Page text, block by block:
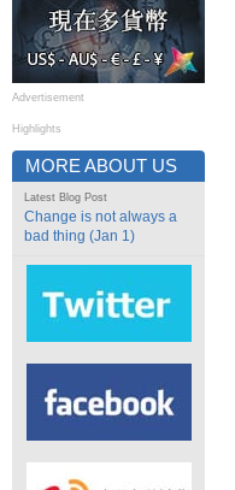
Advertisement
Highlights
MORE ABOUT US
Latest Blog Post
Change is not always a
bad thing (Jan 1)